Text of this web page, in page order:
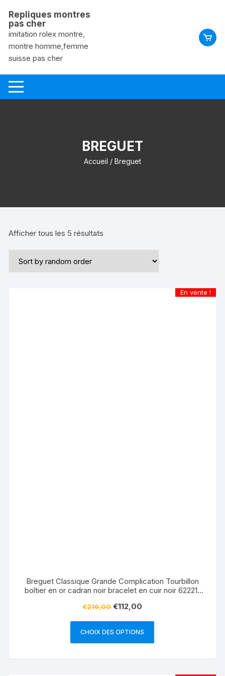
contenu
Repliques montres
pas cher
imitation rolex montre,
montre homme,femme
suisse pas cher
BREGUET
Accueil / Breguet
Afficher tous les 5 résultats
En vente !
Breguet Classique Grande Complication Tourbillon
boîtier en or cadran noir bracelet en cuir noir 622211
€216,00 €112,00
CHOIX DES OPTIONS